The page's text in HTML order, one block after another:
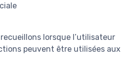
lorsque l’utilisateur
peuvent être utilisées aux